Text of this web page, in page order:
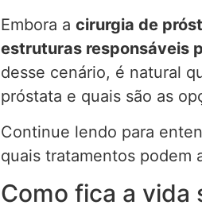
Embora a cirurgia de
estruturas responsáveis
desse cenário, é natural
próstata e quais são as
Continue lendo para
quais tratamentos podem
Como fica a vida